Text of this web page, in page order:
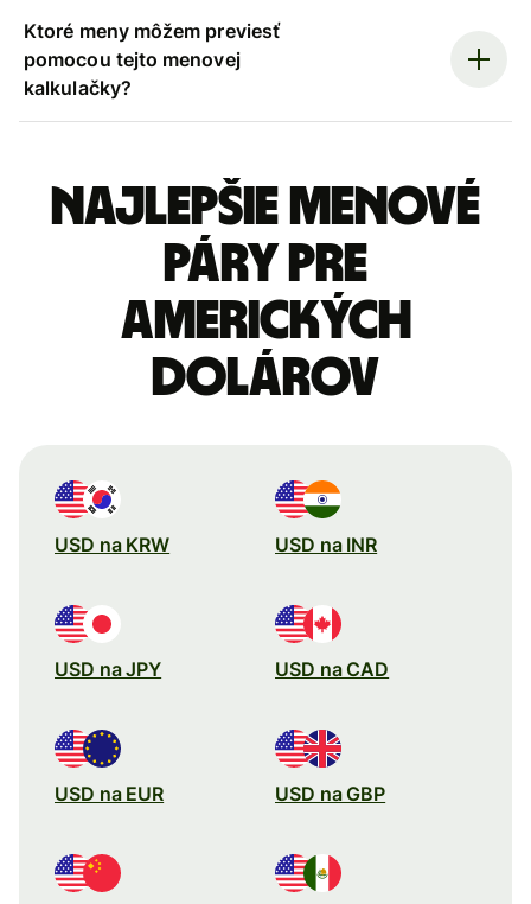
Ktoré meny môžem previesť
pomocou tejto menovej
kalkulačky?
Najlepšie menové
páry pre
Amerických
dolárov
USD na KRW USD na INR
USD na JPY USD na CAD
USD na EUR USD na GBP